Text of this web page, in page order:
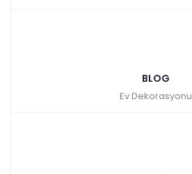
BLOG
Ev Dekorasyonu